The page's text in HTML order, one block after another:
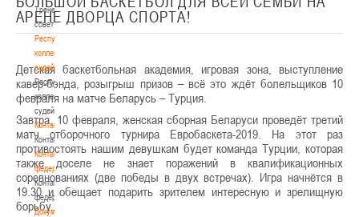
Тренерский
совет
Республиканская
коллегия
судей
Республиканская
коллегия
судей
Контакты
Контакты
Контакты
федерации
Контакты
федерации
Документы
АРЕНЕ ДВОРЦА СПОРТА!
Детская баскетбольная академия, игровая зона, выступление
кавер-бэнда, розыгрыш призов – всё это ждёт болельщиков 10
февраля на матче Беларусь – Турция.
Завтра, 10 февраля, женская сборная Беларуси проведёт третий
матч отборочного турнира Евробаскета-2019. На этот раз
противостоять нашим девушкам будет команда Турции, которая
также доселе не знает поражений в квалификационных
соревнованиях (две победы в двух встречах). Игра начнётся в
19.30 и обещает подарить зрителем интересную и зрелищную
борьбу.